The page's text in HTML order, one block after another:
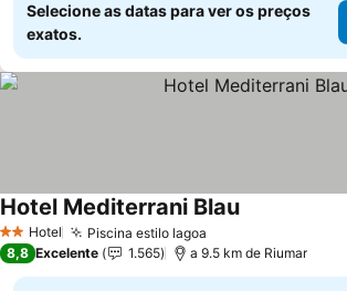
Selecione as datas para ver os preços
exatos.
2 Estrelas
Hotel Piscina estilo lagoa
Hotel Mediterrani Blau
8,8 Excelente 1.565 a 9.5 km de Riumar